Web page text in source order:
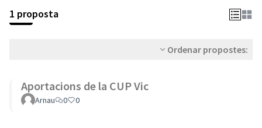
1 proposta
Ordenar propostes:
Aportacions de la CUP Vic
Arnau 0 0